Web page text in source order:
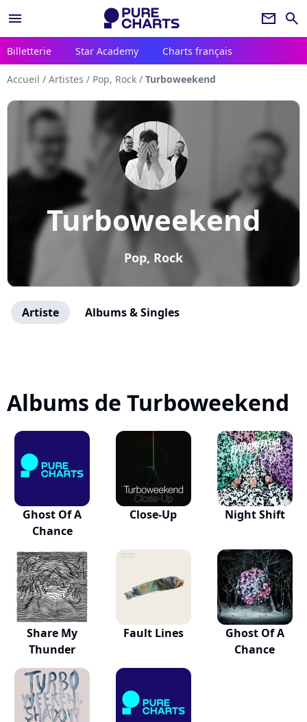
menu newsletter search
Billetterie Star Academy Charts français
Accueil / Artistes / Pop, Rock / Turboweekend
Turboweekend
Pop, Rock
Artiste Albums & Singles
Albums de Turboweekend
Ghost Of A
Chance
Close-Up Night Shift
Share My
Thunder
Fault Lines
Ghost Of A
Chance